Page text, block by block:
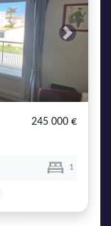
Next
245 000 €
1